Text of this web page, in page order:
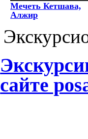
Мечеть Кетшава,
Алжир
сайте